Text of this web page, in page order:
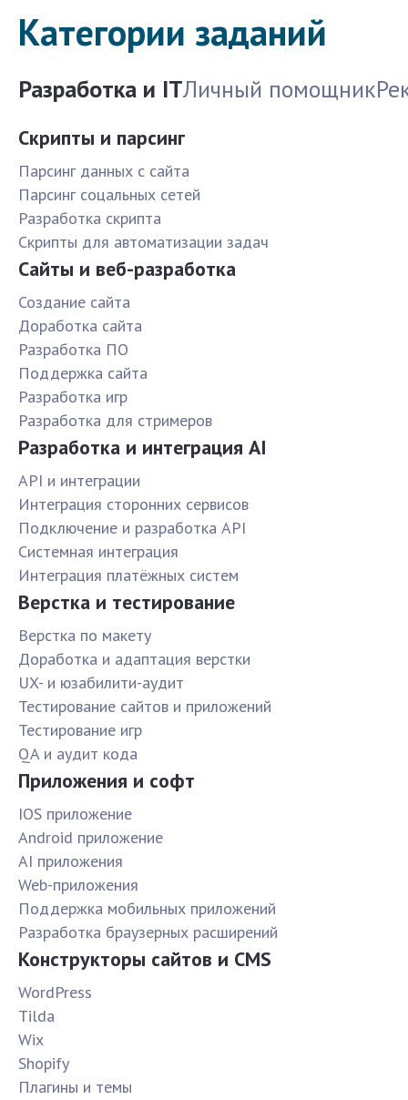
Категории заданий
Разработка и ITЛичный помощник
Скрипты и парсинг
Парсинг данных с сайта
Парсинг соцальных сетей
Разработка скрипта
Скрипты для автоматизации задач
Сайты и веб-разработка
Создание сайта
Доработка сайта
Разработка ПО
Поддержка сайта
Разработка игр
Разработка для стримеров
Разработка и интеграция AI
API и интеграции
Интеграция сторонних сервисов
Подключение и разработка API
Системная интеграция
Интеграция платёжных систем
Верстка и тестирование
Верстка по макету
Доработка и адаптация верстки
UX- и юзабилити-аудит
Тестирование сайтов и приложений
Тестирование игр
QA и аудит кода
Приложения и софт
IOS приложение
Android приложение
AI приложения
Web-приложения
Поддержка мобильных приложений
Разработка браузерных расширений
Конструкторы сайтов и CMS
WordPress
Tilda
Wix
Shopify
Плагины и темы